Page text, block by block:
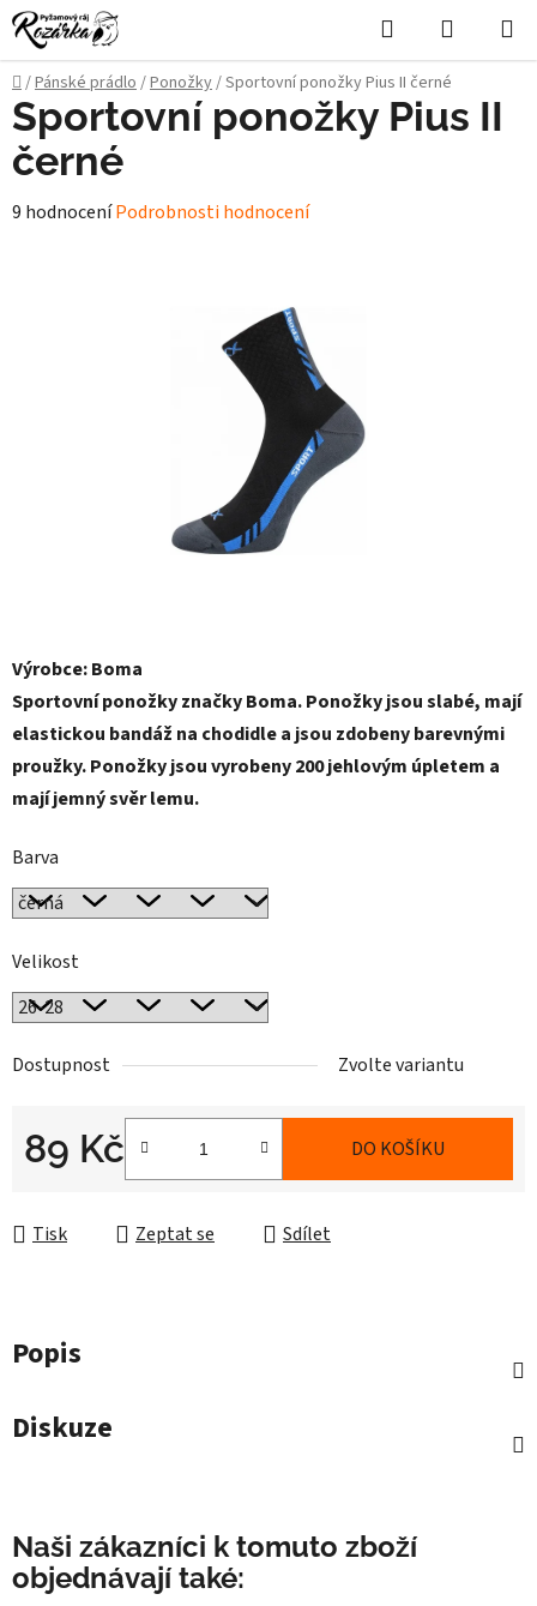
Přejít
na
obsah
Hledat
KOŠÍK
Domů
/Pánské prádlo/Ponožky/Sportovní ponožky Pius II černé
Výrobce: Boma
Sportovní ponožky značky Boma. Ponožky jsou slabé, mají
elastickou bandáž na chodidle a jsou zdobeny barevnými
proužky. Ponožky jsou vyrobeny 200 jehlovým úpletem a
mají jemný svěr lemu.
Barva
Velikost
Dostupnost Zvolte variantu
89 Kč DO KOŠÍKU
Tisk Zeptat se Sdílet
Sportovní ponožky Pius II
černé
Průměrné
9 hodnoceníPodrobnosti hodnocení
Popis
Diskuze
Naši zákazníci k tomuto zboží
objednávají také: